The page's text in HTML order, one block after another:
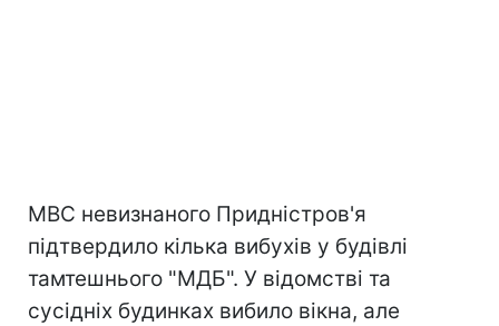
МВС невизнаного Придністров'я
підтвердило кілька вибухів у будівлі
тамтешнього "МДБ". У відомстві та
сусідніх будинках вибило вікна, але